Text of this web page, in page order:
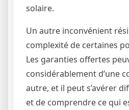
solaire.
Un autre inconvénient
complexité de certaines
Les garanties offertes
considérablement d’une
autre, et il peut s’avérer
et de comprendre ce qui